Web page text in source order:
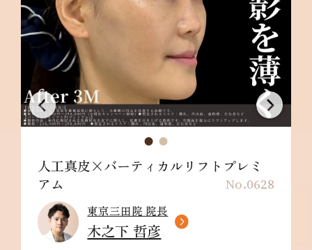
No.0628
人工真皮×バーティカルリフトプレミ
アム
東京三田院 院長
木之下 哲彦